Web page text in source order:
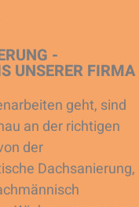
-
UNSERER FIRMA
geht, sind
an der richtigen
der
Dachsanierung,